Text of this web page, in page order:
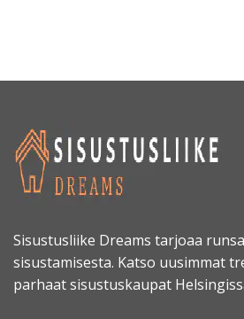
Sisustusliike Dreams tarjoaa
sisustamisesta. Katso uusimmat
parhaat sisustuskaupat